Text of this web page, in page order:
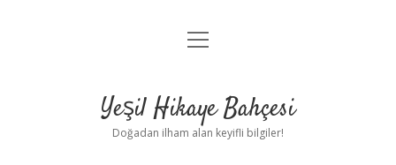
Anasayfa
Yasal Uyarı
menüyü
Yeşil Hikaye Bahçesi
Doğadan ilham alan keyifli bilgiler!